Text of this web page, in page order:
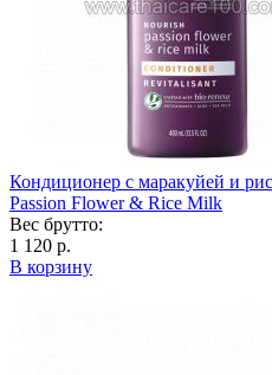
Кондиционер с маракуйей и
Passion Flower & Rice Milk
Вес брутто:
1 120 р.
В корзину